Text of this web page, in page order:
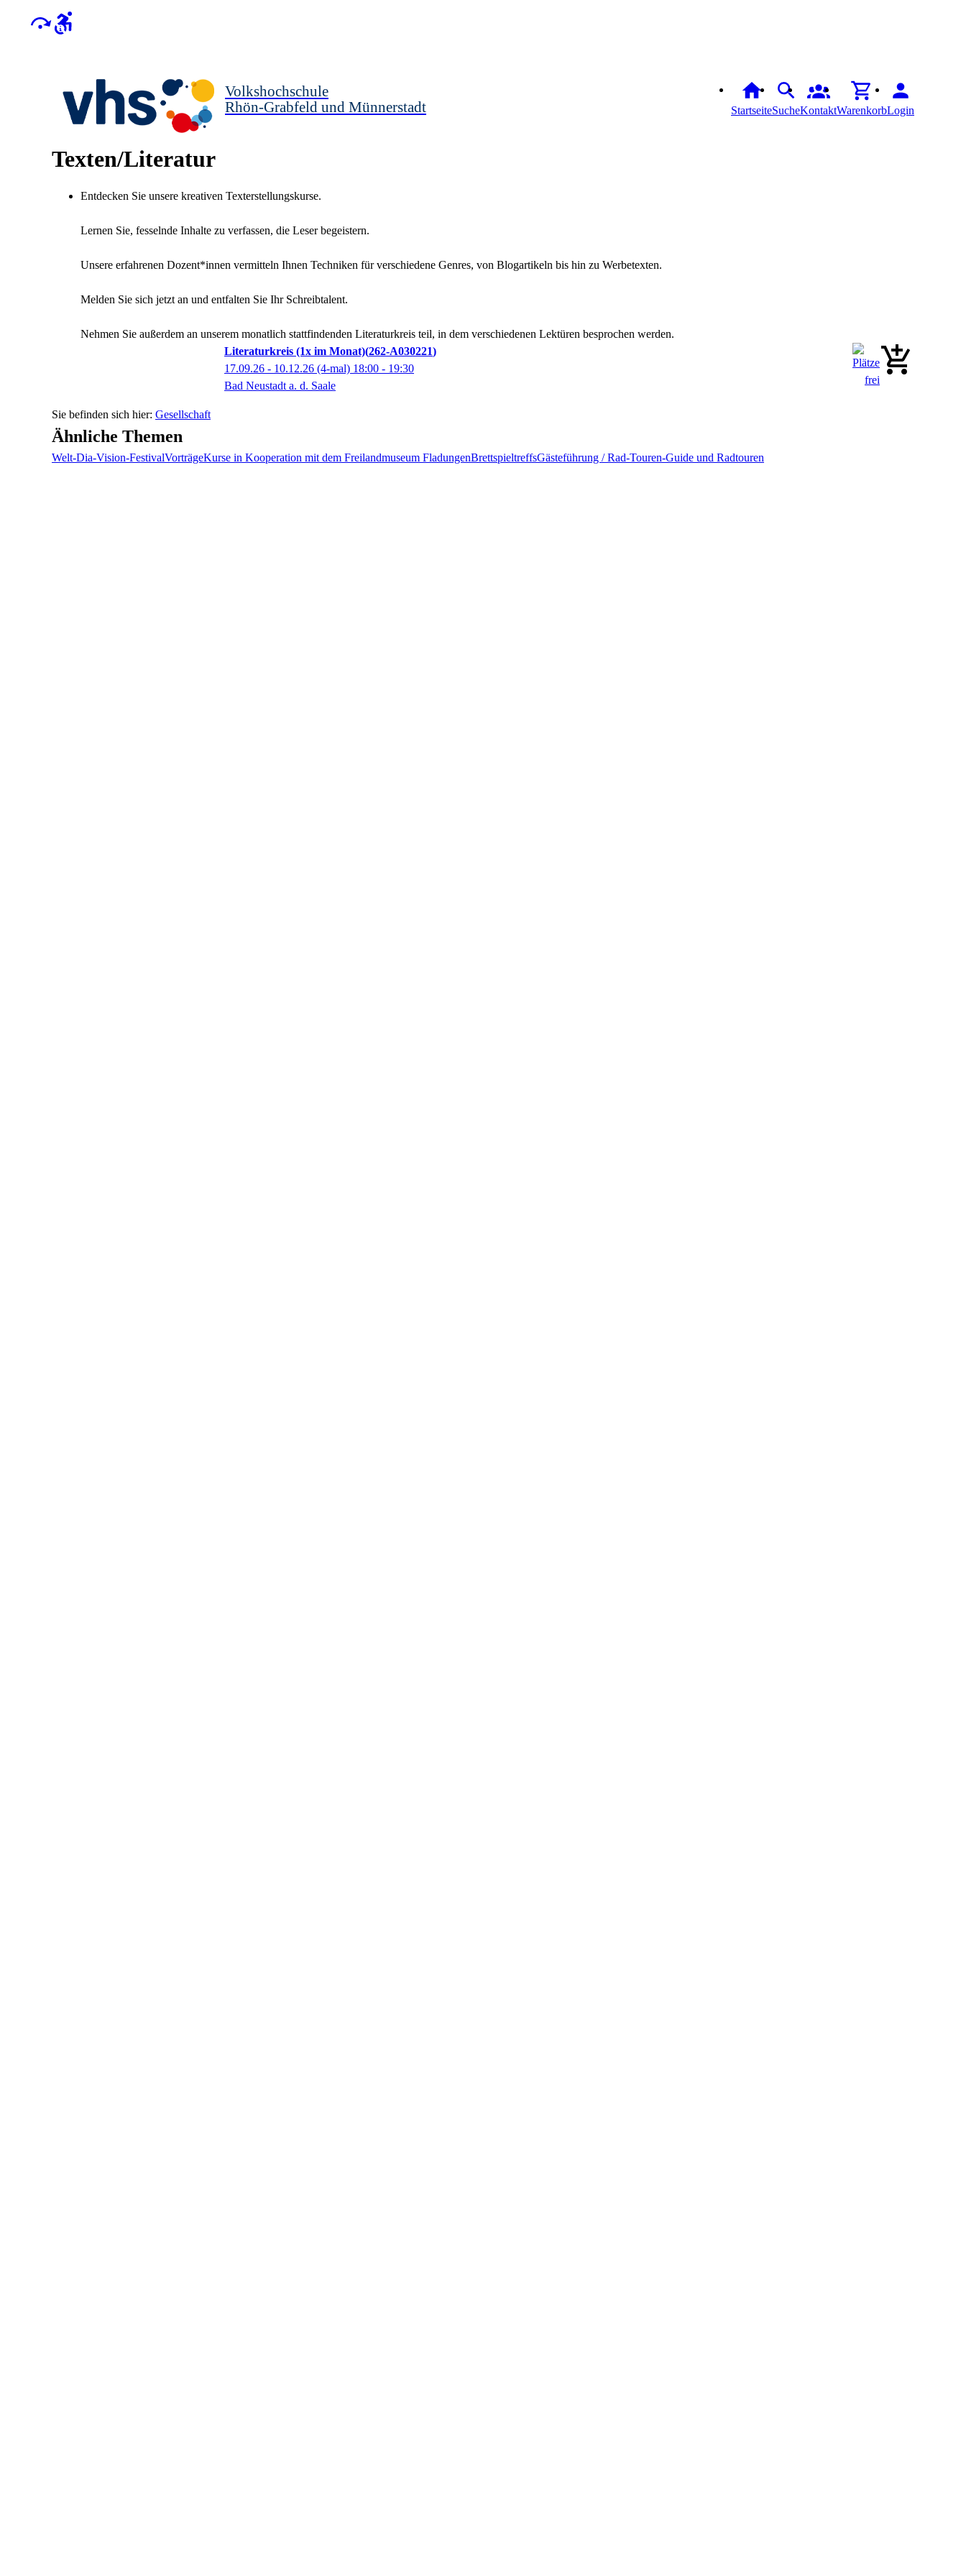
Volkshochschule
Rhön-Grabfeld und Münnerstadt
StartseiteSucheKontaktWarenkorbLogin
Texten/Literatur
Entdecken Sie unsere kreativen Texterstellungskurse.
Lernen Sie, fesselnde Inhalte zu verfassen, die Leser begeistern.
Unsere erfahrenen Dozent*innen vermitteln Ihnen Techniken für verschiedene Genres, von Blogartikeln bis hin zu Werbetexten.
Melden Sie sich jetzt an und entfalten Sie Ihr Schreibtalent.
Nehmen Sie außerdem an unserem monatlich stattfindenden Literaturkreis teil, in dem verschiedenen Lektüren besprochen werden.
Literaturkreis (1x im Monat) 262-A030221
17.09.26 - 10.12.26 (4-mal) 18:00 - 19:30
Bad Neustadt a. d. Saale
Gesellschaft
Ähnliche Themen
Welt-Dia-Vision-FestivalVorträgeKurse in Kooperation mit dem Freilandmuseum FladungenBrettspieltreffsGästeführung / Rad-Touren-Guide und Radtouren